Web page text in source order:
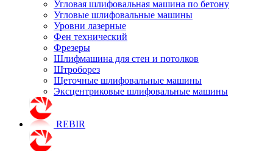
Угловая шлифовальная машина по бетону
Угловые шлифовальные машины
Уровни лазерные
Фен технический
Фрезеры
Шлифмашина для стен и потолков
Штроборез
Щеточные шлифовальные машины
Эксцентриковые шлифовальные машины
REBIR